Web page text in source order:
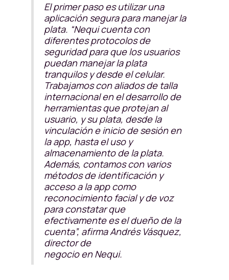
El primer paso es utilizar una
aplicación segura para manejar la
plata. “Nequi cuenta con
diferentes protocolos de
seguridad para que los usuarios
puedan manejar la plata
tranquilos y desde el celular.
Trabajamos con aliados de talla
internacional en el desarrollo de
herramientas que protejan al
usuario, y su plata, desde la
vinculación e inicio de sesión en
la app, hasta el uso y
almacenamiento de la plata.
Además, contamos con varios
métodos de identificación y
acceso a la app como
reconocimiento facial y de voz
para constatar que
efectivamente es el dueño de la
cuenta”, afirma Andrés Vásquez,
director de
negocio en Nequi.